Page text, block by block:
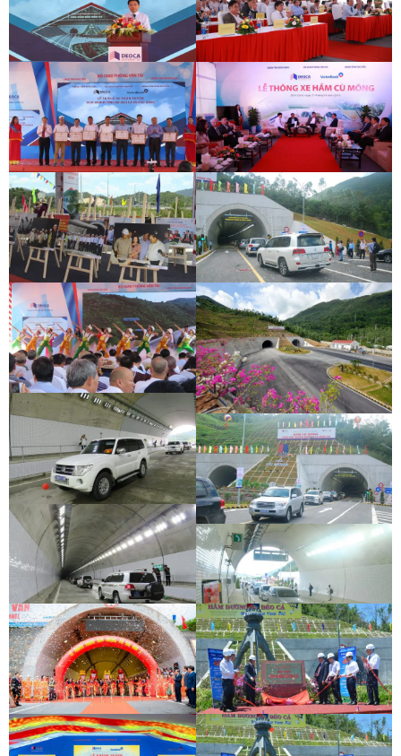
DEOCA TUNNEL OPENING
CEREMONY
DEOCA TUNNEL OPENING
CEREMONY
DEOCA TUNNEL OPENING
CEREMONY
DEOCA TUNNEL OPENING
CEREMONY
DEOCA TUNNEL OPENING
CEREMONY
DEOCA TUNNEL OPENING
CEREMONY
DEOCA TUNNEL OPENING
CEREMONY
CU MONG TUNNEL OPENING
CEREMONY
CU MONG TUNNEL OPENING
CEREMONY
CU MONG TUNNEL OPENING
CEREMONY
CU MONG TUNNEL OPENING
CEREMONY
CU MONG TUNNEL OPENING
CEREMONY
CU MONG TUNNEL OPENING
CEREMONY
CU MONG TUNNEL OPENING
CEREMONY